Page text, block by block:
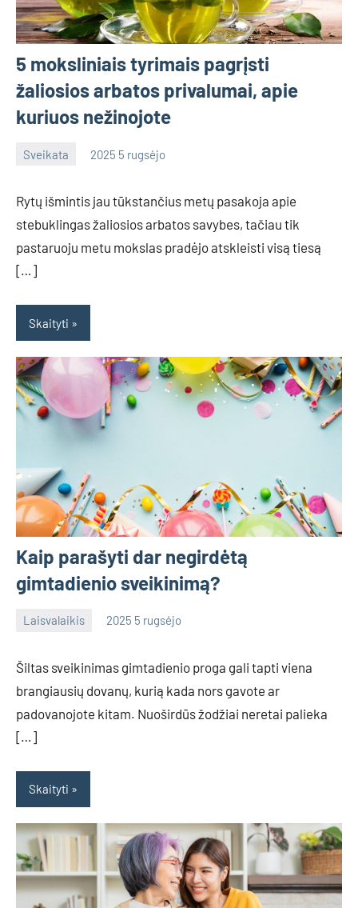
5 moksliniais tyrimais pagrįsti
žaliosios arbatos privalumai, apie
kuriuos nežinojote
Sveikata 2025 5 rugsėjo
Rytų išmintis jau tūkstančius metų pasakoja apie
stebuklingas žaliosios arbatos savybes, tačiau tik
pastaruoju metu mokslas pradėjo atskleisti visą tiesą
[…]
Skaityti
Kaip parašyti dar negirdėtą
gimtadienio sveikinimą?
Laisvalaikis 2025 5 rugsėjo
Šiltas sveikinimas gimtadienio proga gali tapti viena
brangiausių dovanų, kurią kada nors gavote ar
padovanojote kitam. Nuoširdūs žodžiai neretai palieka
[…]
Skaityti